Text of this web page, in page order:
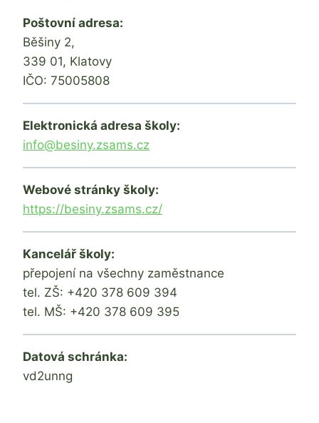
Poštovní adresa:
Běšiny 2,
339 01, Klatovy
IČO: 75005808
Elektronická adresa školy:
info@besiny.zsams.cz
Webové stránky školy:
https://besiny.zsams.cz/
Kancelář školy:
přepojení na všechny zaměstnance
tel. ZŠ: +420 378 609 394
tel. MŠ: +420 378 609 395
Datová schránka:
vd2unng